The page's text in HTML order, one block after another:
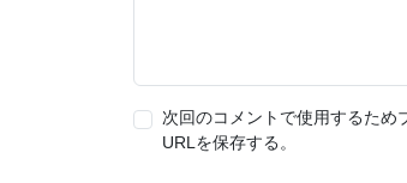
次回のコメントで使用するため
URLを保存する。